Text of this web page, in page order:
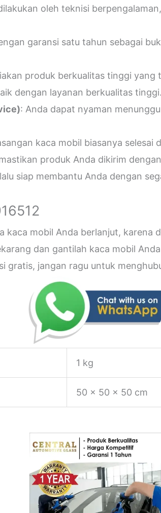
oleh teknisi
garansi satu tahun sebagai
produk berkualitas tinggi yang
dengan layanan berkualitas tinggi.
: Anda dapat nyaman
kaca mobil biasanya selesai
produk Anda dikirim
siap membantu Anda dengan
kaca mobil Anda berlanjut, karena
dan gantilah kaca mobil
gratis, jangan ragu untuk
1 kg
50 × 50 × 50 cm